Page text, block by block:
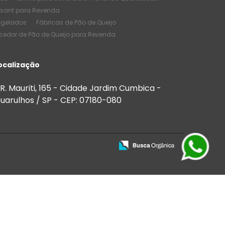
para Revenda
Fábricas de Pão de Queijo
de Pão de Queijo para Revenda
de Salgados Congelados
para Festas e Eventos
Salgados para Venda
R. Mauriti, 165 - Cidade Jardim Cumbica -
/ SP - CEP: 07180-080